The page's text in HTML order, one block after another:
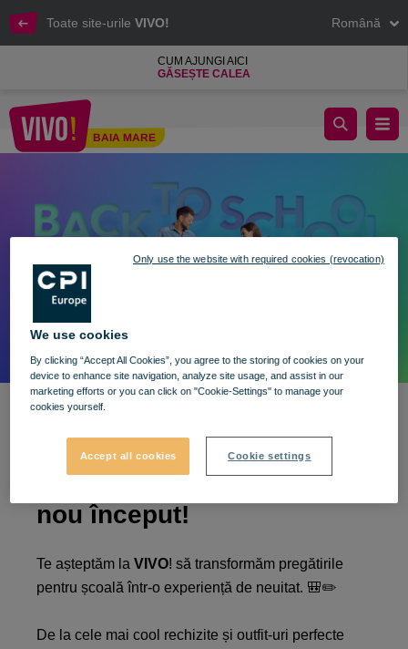
Toate site-urile VIVO! Română
CUM AJUNGI AICI
GĂSEȘTE CALEA
BAIA MARE
Back to School la VIVO! – Pregătește-te pentru un nou început!​
Back to School la VIVO! –
Pregătește-te pentru un
nou început!​
Te așteptăm la VIVO! să transformăm pregătirile
pentru școală într-o experiență de neuitat. 🎒✏️​
De la cele mai cool rechizite și outfit-uri perfecte
We use cookies
By clicking “Accept All Cookies”, you agree to the storing of cookies on your
device to enhance site navigation, analyze site usage, and assist in our
marketing efforts or you can click on "Cookie-Settings" to manage your
cookies yourself.
Accept all cookies Cookie settings
Only use the website with required cookies (revocation)